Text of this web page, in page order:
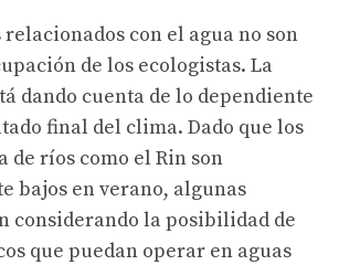
con el agua no son
de los ecologistas. La
dando cuenta de lo dependiente
final del clima. Dado que los
de ríos como el Rin son
bajos en verano, algunas
considerando la posibilidad de
que puedan operar en aguas